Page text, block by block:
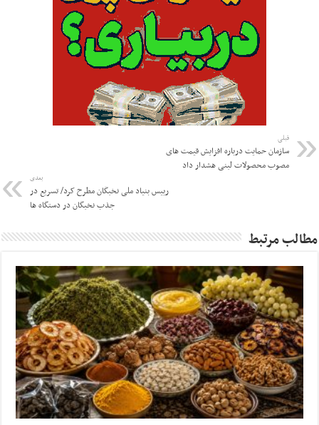
قبلی
سازمان حمایت درباره افزایش قیمت های
مصوب محصولات لبنی هشدار داد
بعدی
رییس بنیاد ملی نخبگان مطرح کرد/ تسریع در
جذب نخبگان در دستگاه ها
مطالب مرتبط